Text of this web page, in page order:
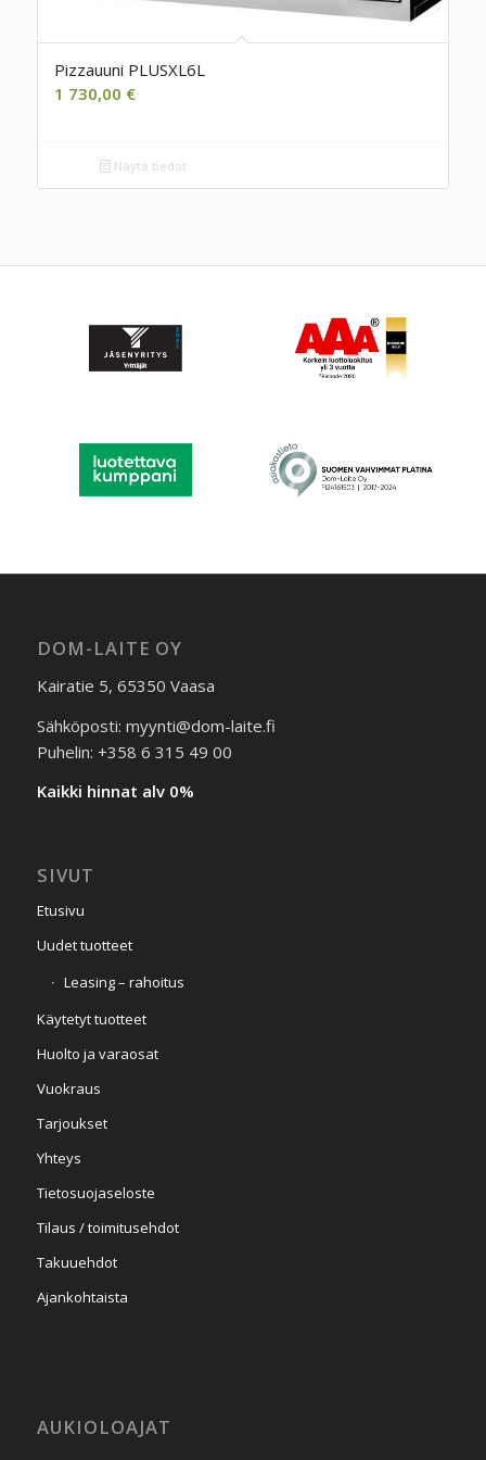
Pizzauuni PLUSXL6L
1 730,00 €
Näytä tiedot
DOM-LAITE OY
Kairatie 5, 65350 Vaasa
Sähköposti: myynti@dom-laite.fi
Puhelin: +358 6 315 49 00
Kaikki hinnat alv 0%
SIVUT
Etusivu
Uudet tuotteet
Leasing – rahoitus
Käytetyt tuotteet
Huolto ja varaosat
Vuokraus
Tarjoukset
Yhteys
Tietosuojaseloste
Tilaus / toimitusehdot
Takuuehdot
Ajankohtaista
AUKIOLOAJAT